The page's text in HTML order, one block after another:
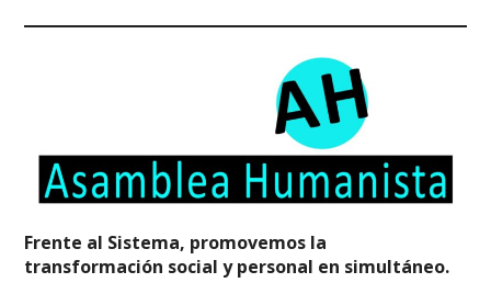
Frente al Sistema, promovemos la
transformación social y personal en simultáneo.